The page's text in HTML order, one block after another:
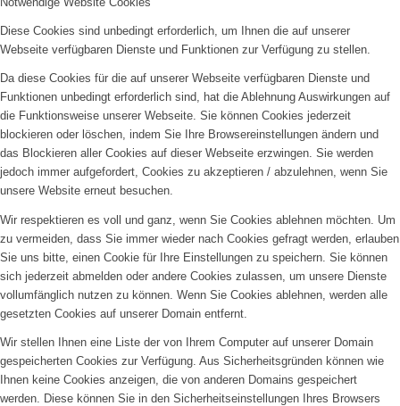
Diese Cookies sind unbedingt erforderlich, um Ihnen die auf unserer
Webseite verfügbaren Dienste und Funktionen zur Verfügung zu stellen.
Da diese Cookies für die auf unserer Webseite verfügbaren Dienste und
Funktionen unbedingt erforderlich sind, hat die Ablehnung Auswirkungen auf
die Funktionsweise unserer Webseite. Sie können Cookies jederzeit
blockieren oder löschen, indem Sie Ihre Browsereinstellungen ändern und
das Blockieren aller Cookies auf dieser Webseite erzwingen. Sie werden
jedoch immer aufgefordert, Cookies zu akzeptieren / abzulehnen, wenn Sie
unsere Website erneut besuchen.
Wir respektieren es voll und ganz, wenn Sie Cookies ablehnen möchten. Um
zu vermeiden, dass Sie immer wieder nach Cookies gefragt werden, erlauben
Sie uns bitte, einen Cookie für Ihre Einstellungen zu speichern. Sie können
sich jederzeit abmelden oder andere Cookies zulassen, um unsere Dienste
vollumfänglich nutzen zu können. Wenn Sie Cookies ablehnen, werden alle
gesetzten Cookies auf unserer Domain entfernt.
Wir stellen Ihnen eine Liste der von Ihrem Computer auf unserer Domain
gespeicherten Cookies zur Verfügung. Aus Sicherheitsgründen können wie
Ihnen keine Cookies anzeigen, die von anderen Domains gespeichert
werden. Diese können Sie in den Sicherheitseinstellungen Ihres Browsers